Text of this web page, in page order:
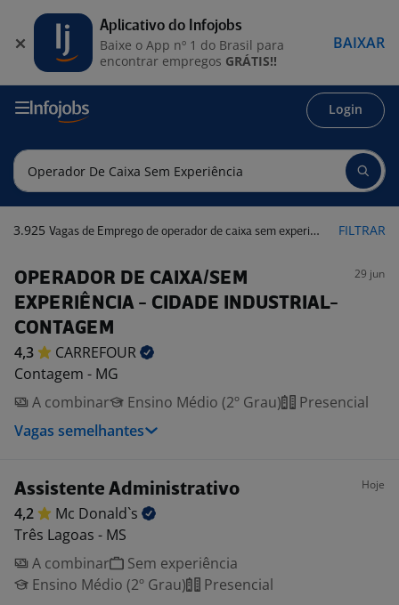
Login
3.925 Vagas de Emprego de operador de caixa sem experiência FILTRAR
OPERADOR DE CAIXA/SEM
EXPERIÊNCIA - CIDADE INDUSTRIAL-
CONTAGEM
29 jun
4,3
CARREFOUR
Contagem - MG
A combinar
Ensino Médio (2º Grau)
Presencial
Vagas semelhantes
Assistente Administrativo Hoje
4,2 Mc Donald`s
Três Lagoas - MS
A combinar
Sem experiência
Ensino Médio (2º Grau)
Presencial
Aplicativo do Infojobs
Baixe o App nº 1 do Brasil para
encontrar empregos GRÁTIS!!
BAIXAR